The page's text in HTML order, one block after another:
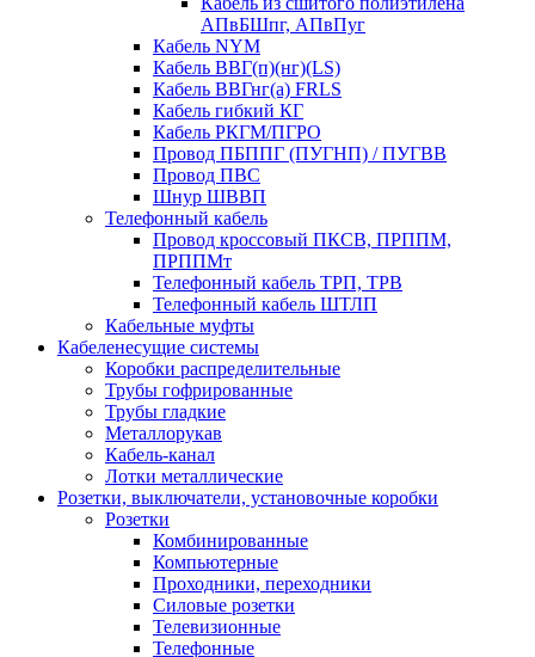
АПвБШпг, АПвПуг
Кабель NYM
Кабель ВВГ(п)(нг)(LS)
Кабель ВВГнг(а) FRLS
Кабель гибкий КГ
Кабель РКГМ/ПГРО
Провод ПБППГ (ПУГНП) / ПУГВВ
Провод ПВС
Шнур ШВВП
Телефонный кабель
Провод кроссовый ПКСВ, ПРППМ,
ПРППМт
Телефонный кабель ТРП, ТРВ
Телефонный кабель ШТЛП
Кабельные муфты
Кабеленесущие системы
Коробки распределительные
Трубы гофрированные
Трубы гладкие
Металлорукав
Кабель-канал
Лотки металлические
Розетки, выключатели, установочные коробки
Розетки
Комбинированные
Компьютерные
Проходники, переходники
Силовые розетки
Телевизионные
Телефонные